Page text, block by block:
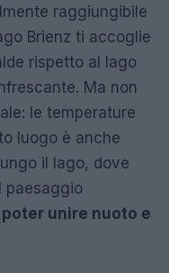
raggiungibile
Brienz ti accoglie
rispetto al lago
Ma non
le temperature
luogo è anche
il lago, dove
paesaggio
unire nuoto e